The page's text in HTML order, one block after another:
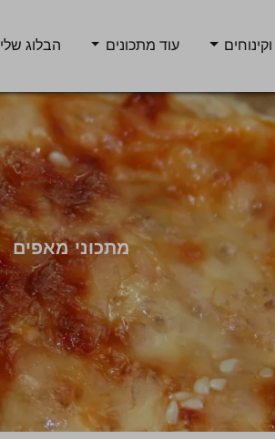
עוד מתכונים הבלוג שלי
מתכוני מאפים